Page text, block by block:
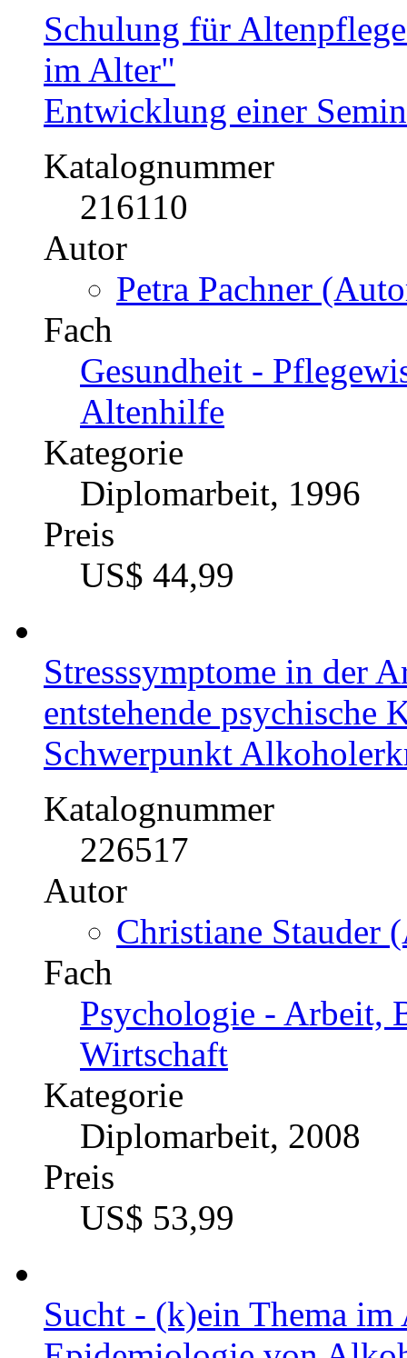
Schulung für
im Alter"
Entwicklung einer
Katalognummer
216110
Autor
Petra Pachner
Fach
Gesundheit -
Altenhilfe
Kategorie
Diplomarbeit, 1996
Preis
US$ 44,99
Stresssymptome in der
entstehende psychische
Schwerpunkt
Katalognummer
226517
Autor
Christiane Stauder
Fach
Psychologie - Arbeit,
Wirtschaft
Kategorie
Diplomarbeit, 2008
Preis
US$ 53,99
Sucht - (k)ein Thema im